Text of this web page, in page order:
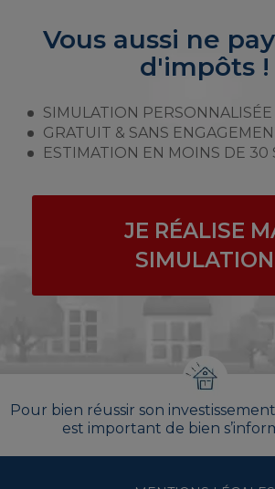
Vous aussi ne
d'impôts !
SIMULATION PERSONNALISÉE
GRATUIT & SANS
ESTIMATION EN MOINS DE 30
JE RÉALISE
SIMULATION
Pour bien réussir son
est important de bien